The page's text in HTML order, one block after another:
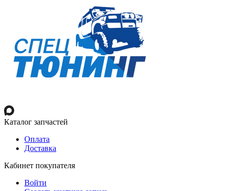
Каталог запчастей
Оплата
Доставка
Кабинет покупателя
Войти